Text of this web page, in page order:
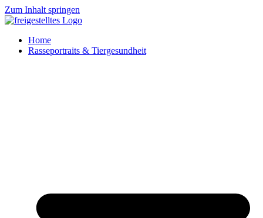
Zum Inhalt springen
Home
Rasseportraits & Tiergesundheit